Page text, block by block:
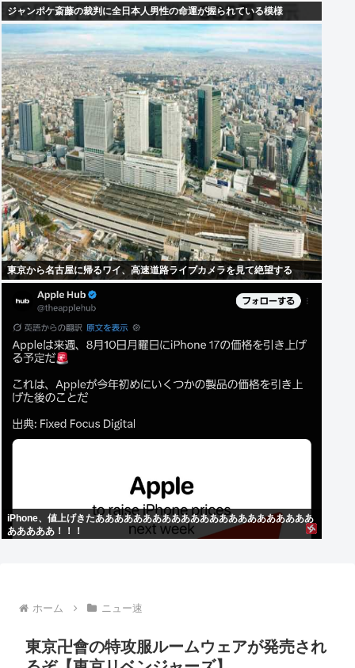
ジャンポケ斎藤の裁判に全日本人男性の命運が握られている模様
東京から名古屋に帰るワイ、高速道路ライブカメラを見て絶望する
iPhone、値上げきたあああああああああああああああああああああああ
あああああ！！！
ホーム ニュー速
東京卍會の特攻服ルームウェアが発売され